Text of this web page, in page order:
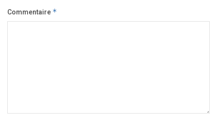
Commentaire *